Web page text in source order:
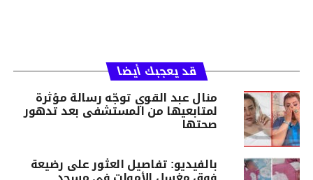
قد يعجبك أيضا
منال عبد القوي توجّه رسالة مؤثرة
لمتابعيها من المستشفى بعد تدهور
صحتها
بالفيديو: تفاصيل العثور على رضيعة